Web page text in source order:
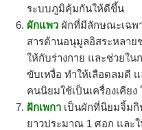
ระบบภูมิคุ้มกันให้ดีขึ้น
ผักแพว ผักที่มีลักษณะเฉพ
สารต้านอนุมูลอิสระหลาย
ให้กับร่างกาย และช่วยใน
ขับเหงื่อ ทำให้เลือดลมดี
คนนิยมใช้เป็นเครื่องเคียง
ฝักเพกา เป็นผักที่นิยมจิ้ม
ยาวประมาณ 1 ศอก และ